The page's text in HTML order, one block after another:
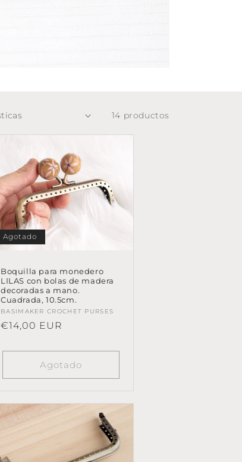
14 productos
Agotado
Boquilla para monedero
LILAS con bolas de madera
decoradas a mano.
Cuadrada, 10.5cm.
Proveedor:
BASIMAKER CROCHET PURSES
Precio
€14,00 EUR
Agotado